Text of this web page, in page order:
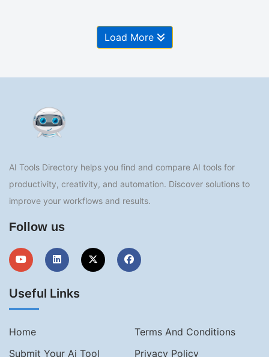
Load More
AI Tools Directory helps you find and compare AI tools for
productivity, creativity, and automation. Discover solutions to
improve your workflows and results.
Follow us
Useful Links
Home
Terms And Conditions
Submit Your Ai Tool
Privacy Policy